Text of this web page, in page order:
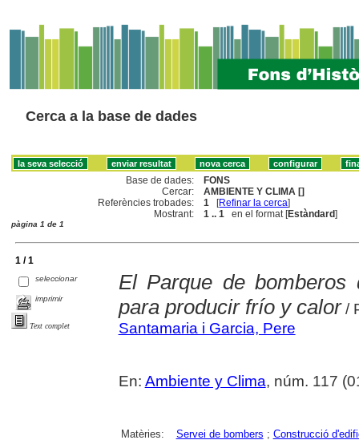
Cerca a la base de dades
Base de dades:
FONS
Cercar:
AMBIENTE Y CLIMA []
Referències trobades:
1 [Refinar la cerca]
Mostrant:
1 .. 1 en el format [Estàndard]
pàgina 1 de 1
1 / 1
seleccionar
imprimir
Text complet
El Parque de
para producir frío y calor/
Santamaria i Garcia, Pere
En: Ambiente y Clima, núm. 117
Matèries: Servei de bombers ; Construcció